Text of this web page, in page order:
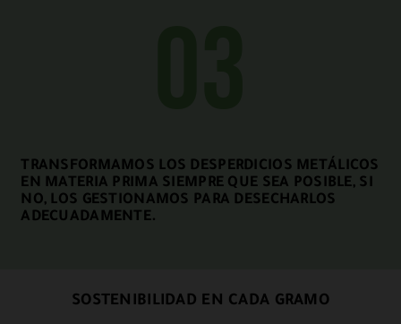
TRANSFORMAMOS LOS DESPERDICIOS METÁLICOS
EN MATERIA PRIMA SIEMPRE QUE SEA POSIBLE, SI
NO, LOS GESTIONAMOS PARA DESECHARLOS
ADECUADAMENTE.
SOSTENIBILIDAD EN CADA GRAMO